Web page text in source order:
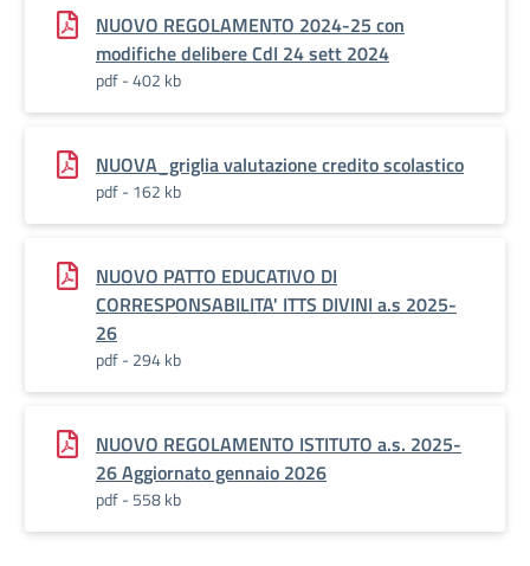
NUOVO REGOLAMENTO 2024-25 con
modifiche delibere CdI 24 sett 2024
pdf - 402 kb
NUOVA_griglia valutazione credito scolastico
pdf - 162 kb
NUOVO PATTO EDUCATIVO DI
CORRESPONSABILITA' ITTS DIVINI a.s 2025-
26
pdf - 294 kb
NUOVO REGOLAMENTO ISTITUTO a.s. 2025-
26 Aggiornato gennaio 2026
pdf - 558 kb